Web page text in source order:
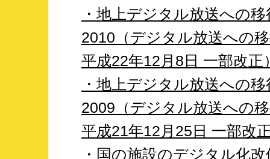
・地上デジタル放送への
2010（デジタル放送への
平成22年12月8日 一部改正
・地上デジタル放送への
2009（デジタル放送への
平成21年12月25日 一部改
・国の施設のデジタル化